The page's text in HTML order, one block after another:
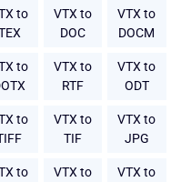
to
VTX to
DOC
VTX to
DOCM
to
VTX to
RTF
VTX to
ODT
to
VTX to
TIF
VTX to
JPG
to
VTX to
VTX to